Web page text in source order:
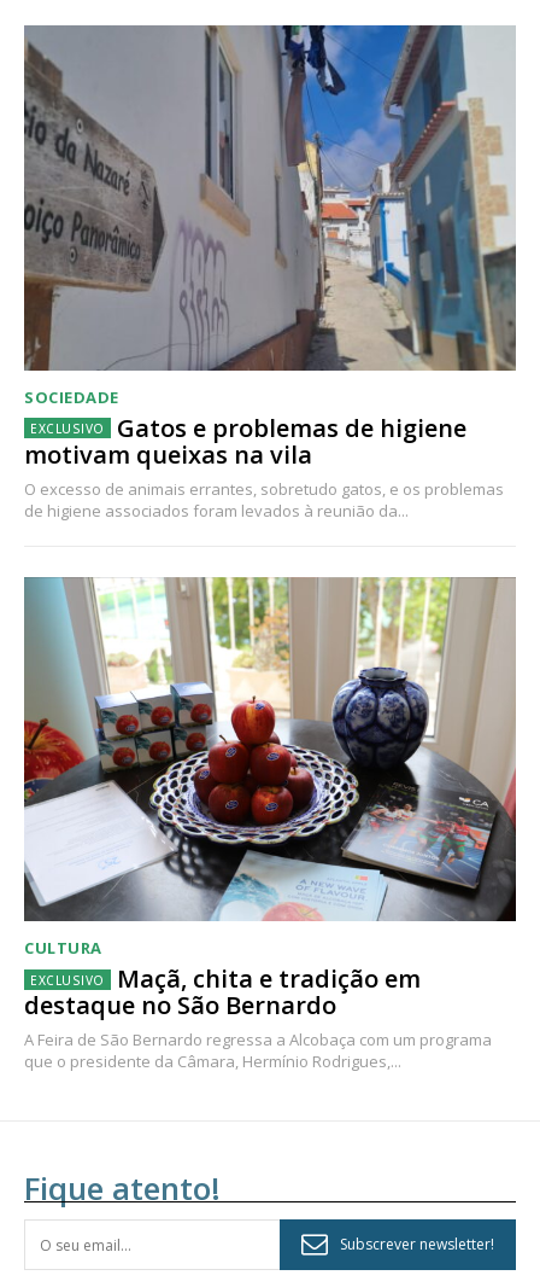
SOCIEDADE
Gatos e problemas de higiene
motivam queixas na vila
O excesso de animais errantes, sobretudo gatos, e os problemas
de higiene associados foram levados à reunião da...
CULTURA
Maçã, chita e tradição em
destaque no São Bernardo
A Feira de São Bernardo regressa a Alcobaça com um programa
que o presidente da Câmara, Hermínio Rodrigues,...
Fique atento!
Subscrever newsletter!